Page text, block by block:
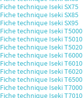
Fiche technique Iseki SX75
Fiche technique Iseki SX85
Fiche technique Iseki SX95
Fiche technique Iseki T5000
Fiche technique Iseki T5010
Fiche technique Iseki T5020
Fiche technique Iseki T6000
Fiche technique Iseki T6010
Fiche technique Iseki T6020
Fiche technique Iseki T6500
Fiche technique Iseki T7000
Fiche technique Iseki T7010